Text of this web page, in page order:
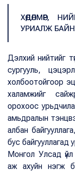
ХӨДӨЛМӨР,
УРИАЛЖ
Дэлхий нийтийг
сургууль,
холбоотойгоор
халамжийг
орохоос
амьдралын
албан
бус байгууллагад
Монгол Улсад
аж ахуйн нэгж